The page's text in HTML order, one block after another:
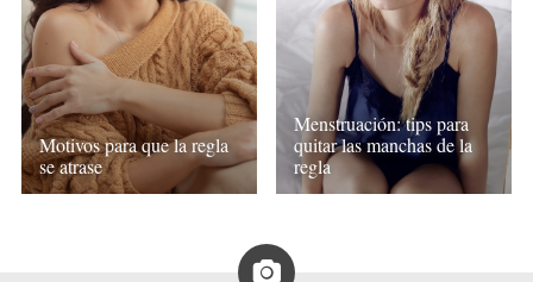
Motivos para que la regla
se atrase
Menstruación: tips para
quitar las manchas de la
regla